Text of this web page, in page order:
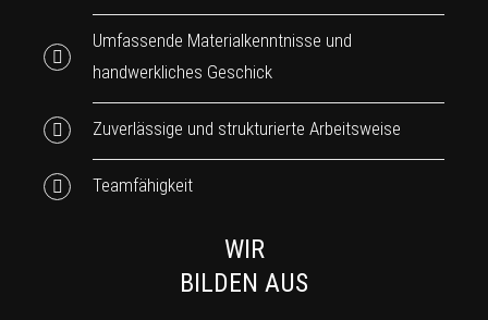
Umfassende Materialkenntnisse und
handwerkliches Geschick
Zuverlässige und strukturierte Arbeitsweise
Teamfähigkeit
WIR
BILDEN AUS